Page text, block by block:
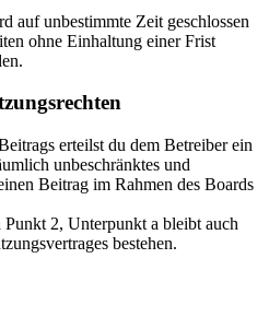
auf unbestimmte Zeit geschlossen
ohne Einhaltung einer Frist
erteilst du dem Betreiber ein
unbeschränktes und
Beitrag im Rahmen des Boards
2, Unterpunkt a bleibt auch
bestehen.